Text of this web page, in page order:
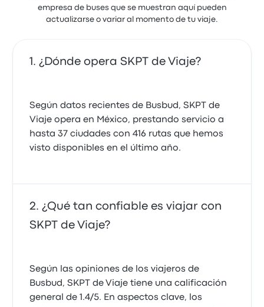
empresa de buses que se muestran aquí pueden
actualizarse o variar al momento de tu viaje.
¿Dónde opera SKPT de Viaje?
Según datos recientes de Busbud, SKPT de
Viaje opera en México, prestando servicio a
hasta 37 ciudades con 416 rutas que hemos
visto disponibles en el último año.
¿Qué tan confiable es viajar con
SKPT de Viaje?
Según las opiniones de los viajeros de
Busbud, SKPT de Viaje tiene una calificación
general de 1.4/5. En aspectos clave, los